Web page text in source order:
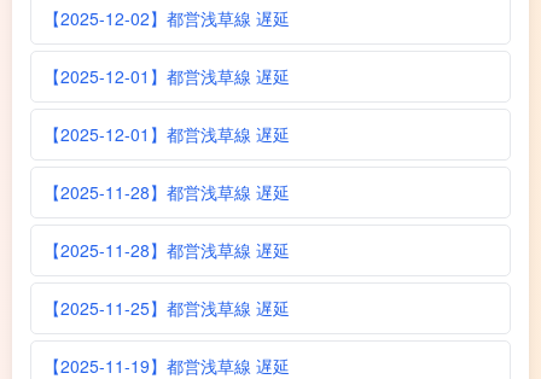
【2025-12-02】都営浅草線 遅延
【2025-12-01】都営浅草線 遅延
【2025-12-01】都営浅草線 遅延
【2025-11-28】都営浅草線 遅延
【2025-11-28】都営浅草線 遅延
【2025-11-25】都営浅草線 遅延
【2025-11-19】都営浅草線 遅延